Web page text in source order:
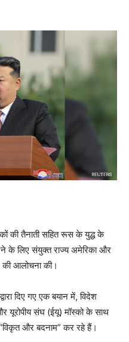
की तैनाती सहित रूस के युद्ध के
के लिए संयुक्त राज्य अमेरिका और
की आलोचना की।
दिए गए एक बयान में, विदेश
यूरोपीय संघ (ईयू) मॉस्को के साथ
“विकृत और बदनाम” कर रहे हैं।